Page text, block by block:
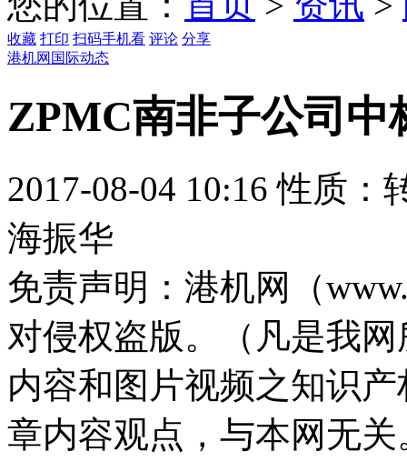
收藏 打印 扫码手机看 评论 分享
港机网国际动态
ZPMC南非子公司中
2017-08-04 10:16 性质：
海振华
免责声明： 港机网（
对侵权盗版。（凡是我
内容和图片视频之知识
章内容观点，与本网无